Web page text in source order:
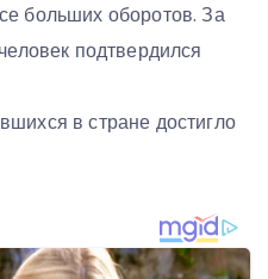
больших оборотов. За
подтвердился
в стране достигло